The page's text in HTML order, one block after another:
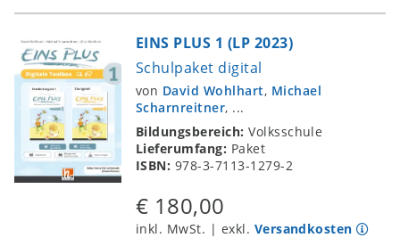
EINS PLUS 1 (LP 2023)
Schulpaket digital
von David Wohlhart, Michael
Scharnreitner, ...
Bildungsbereich:Volksschule
Lieferumfang: Paket
ISBN: 978-3-7113-1279-2
€ 180,00
inkl. MwSt. | exkl. Versandkosten